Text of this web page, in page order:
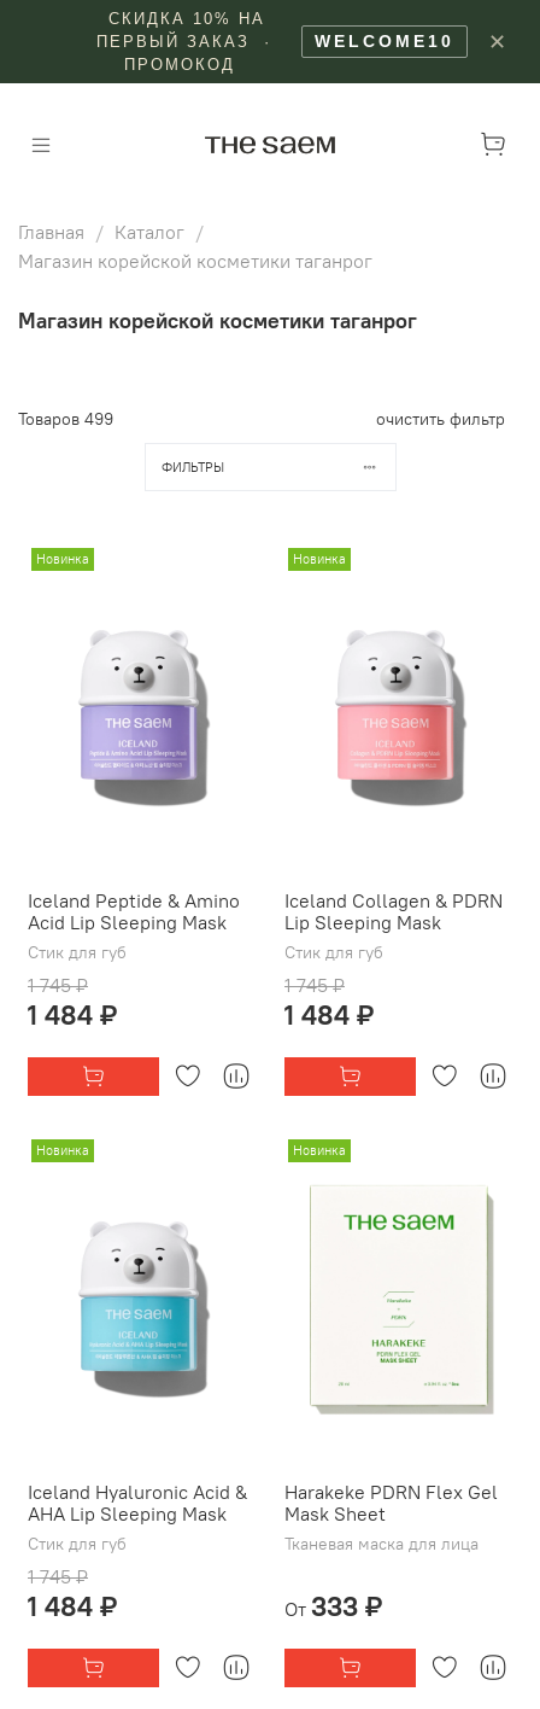
СКИДКА 10% НА
ПЕРВЫЙ ЗАКАЗ ·
ПРОМОКОД
WELCOME10 ✕
Главная
Каталог
Магазин корейской косметики таганрог
Магазин корейской косметики таганрог
Товаров 499 очистить фильтр
ФИЛЬТРЫ
Новинка
Iceland Peptide & Amino
Acid Lip Sleeping Mask
Стик для губ
1 745 ₽
1 484 ₽
Новинка
Iceland Collagen & PDRN
Lip Sleeping Mask
Стик для губ
1 745 ₽
1 484 ₽
Новинка
Iceland Hyaluronic Acid &
AHA Lip Sleeping Mask
Стик для губ
1 745 ₽
1 484 ₽
Новинка
Harakeke PDRN Flex Gel
Mask Sheet
Тканевая маска для лица
От 333 ₽